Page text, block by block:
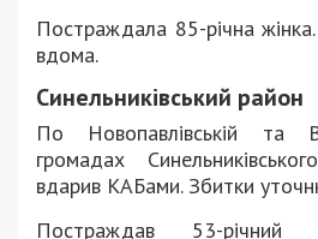
Постраждала 85-річна
вдома.
Синельниківський район
По Новопавлівській та
громадах
вдарив КАБами. Збитки
Постраждав 53-